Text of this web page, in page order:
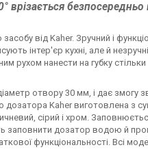
врізається
від Kaher. Зручний і
інтер'єр кухні, але й
рухом нанести на губку
отвору 30 мм, і дає змогу
Kaher виготовлена з
сірий і хром.
заповнити дозатор водою й
функціональності. Всі